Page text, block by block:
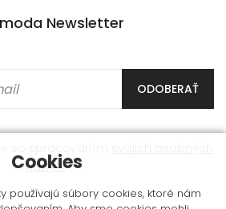
Newsletter
ODOBERAŤ
údajov.
Cookies
používajú súbory cookies, ktoré nám